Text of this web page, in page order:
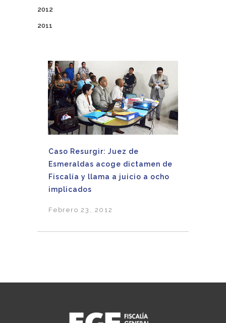
2012
2011
Caso Resurgir: Juez de
Esmeraldas acoge dictamen de
Fiscalía y llama a juicio a ocho
implicados
Febrero 23, 2012